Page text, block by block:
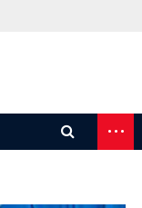
...